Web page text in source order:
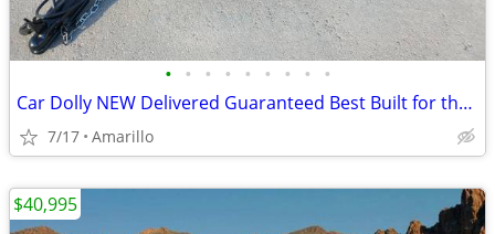
• • • • • • • • •
Car Dolly NEW Delivered Guaranteed Best Built for the Money in U.S.!
7/17 Amarillo
$40,995